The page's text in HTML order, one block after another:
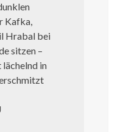
Kafka,
Hrabal bei
sitzen –
in